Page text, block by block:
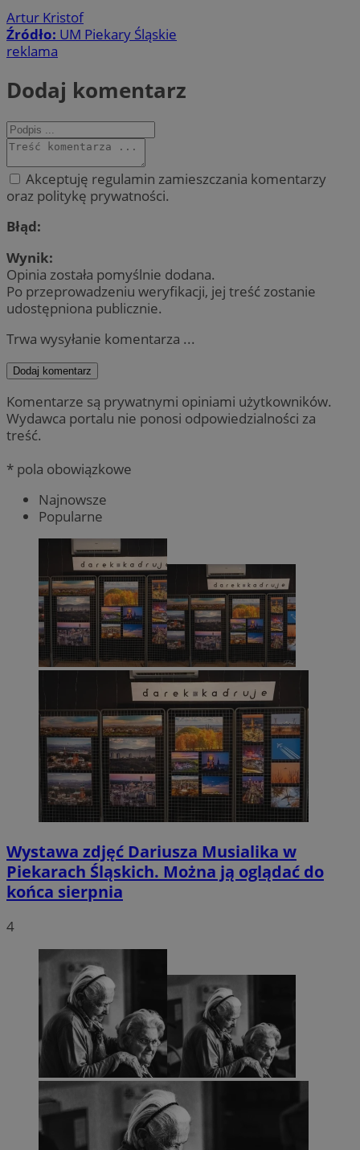
Artur Kristof
Źródło: UM Piekary Śląskie
reklama
Dodaj komentarz
Akceptuję regulamin zamieszczania komentarzy
oraz politykę prywatności.
Błąd:
Wynik:
Opinia została pomyślnie dodana.
Po przeprowadzeniu weryfikacji, jej treść zostanie
udostępniona publicznie.
Trwa wysyłanie komentarza ...
Dodaj komentarz
Komentarze są prywatnymi opiniami użytkowników.
Wydawca portalu nie ponosi odpowiedzialności za
treść.
* pola obowiązkowe
Najnowsze
Popularne
Wystawa zdjęć Dariusza Musialika w
Piekarach Śląskich. Można ją oglądać do
końca sierpnia
4